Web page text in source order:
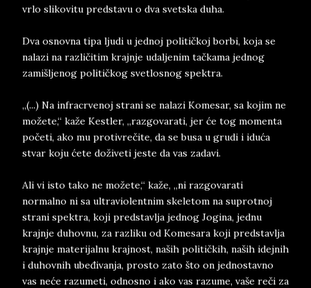
vrlo slikovitu predstavu o dva svetska duha.
Dva osnovna tipa ljudi u jednoj političkoj borbi, koja se
nalazi na različitim krajnje udaljenim tačkama jednog
zamišljenog političkog svetlosnog spektra.
„(...) Na infracrvenoj strani se nalazi Komesar, sa kojim ne
možete,“ kaže Kestler, „razgovarati, jer će tog momenta
početi, ako mu protivrečite, da se busa u grudi i iduća
stvar koju ćete doživeti jeste da vas zadavi.
Ali vi isto tako ne možete,“ kaže, „ni razgovarati
normalno ni sa ultraviolentnim skeletom na suprotnoj
strani spektra, koji predstavlja jednog Jogina, jednu
krajnje duhovnu, za razliku od Komesara koji predstavlja
krajnje materijalnu krajnost, naših političkih, naših idejnih
i duhovnih ubeđivanja, prosto zato što on jednostavno
vas neće razumeti, odnosno i ako vas razume, vaše reči za